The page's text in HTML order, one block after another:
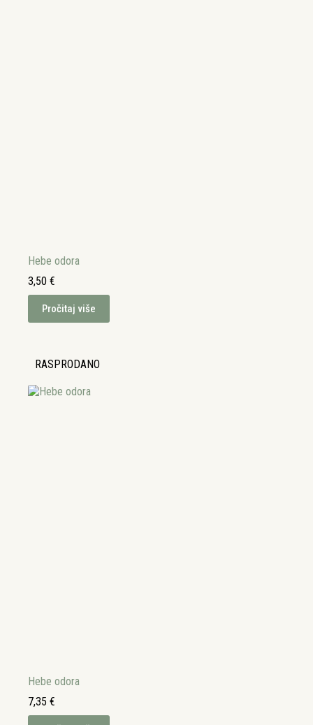
Hebe odora
3,50 €
Pročitaj više
RASPRODANO
Hebe odora
7,35 €